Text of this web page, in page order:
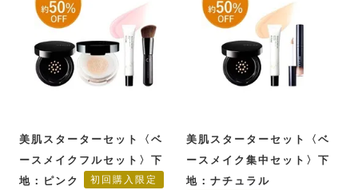
美肌スターターセット〈ベ
ースメイクフルセット〉下
地：ピンク
初回購入限定
美肌スターターセット〈ベ
ースメイク集中セット〉下
地：ナチュラル